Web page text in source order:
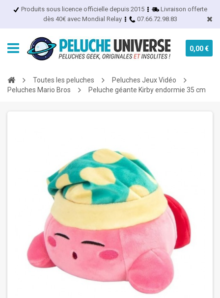
Produits sous licence officielle depuis 2015
Livraison offerte
dès 40€ avec Mondial Relay
07.66.72.98.83
0,00 €
Toutes les peluches
Peluches Jeux Vidéo
Peluches Mario Bros
Peluche géante Kirby endormie 35 cm